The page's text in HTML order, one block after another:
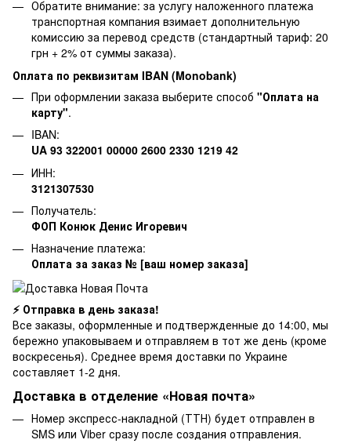
Обратите внимание: за услугу наложенного платежа
транспортная компания взимает дополнительную
комиссию за перевод средств (стандартный тариф: 20
грн + 2% от суммы заказа).
Оплата по реквизитам IBAN (Monobank)
При оформлении заказа выберите способ "Оплата на
карту".
IBAN:
UA 93 322001 00000 2600 2330 1219 42
ИНН:
3121307530
Получатель:
ФОП Конюк Денис Игоревич
Назначение платежа:
Оплата за заказ № [ваш номер заказа]
⚡ Отправка в день заказа!
Все заказы, оформленные и подтвержденные до 14:00, мы
бережно упаковываем и отправляем в тот же день (кроме
воскресенья). Среднее время доставки по Украине
составляет 1-2 дня.
Доставка в отделение «Новая почта»
Номер экспресс-накладной (ТТН) будет отправлен в
SMS или Viber сразу после создания отправления.